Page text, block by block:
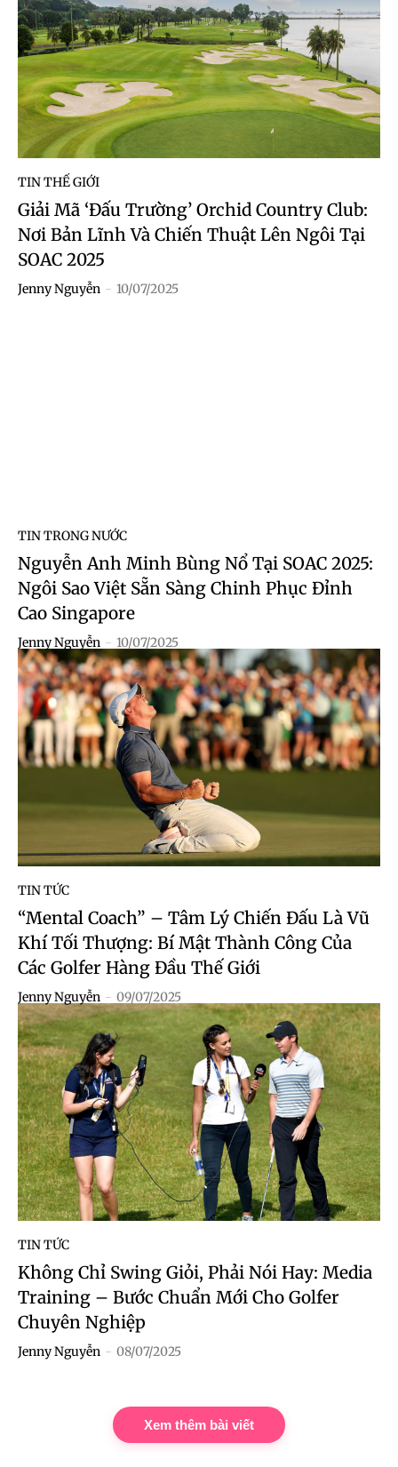
TIN THẾ GIỚI
Giải Mã ‘Đấu Trường’ Orchid Country Club:
Nơi Bản Lĩnh Và Chiến Thuật Lên Ngôi Tại
SOAC 2025
Jenny Nguyễn - 10/07/2025
TIN TRONG NƯỚC
Nguyễn Anh Minh Bùng Nổ Tại SOAC 2025:
Ngôi Sao Việt Sẵn Sàng Chinh Phục Đỉnh
Cao Singapore
Jenny Nguyễn - 10/07/2025
TIN TỨC
“Mental Coach” – Tâm Lý Chiến Đấu Là Vũ
Khí Tối Thượng: Bí Mật Thành Công Của
Các Golfer Hàng Đầu Thế Giới
Jenny Nguyễn - 09/07/2025
TIN TỨC
Không Chỉ Swing Giỏi, Phải Nói Hay: Media
Training – Bước Chuẩn Mới Cho Golfer
Chuyên Nghiệp
Jenny Nguyễn - 08/07/2025
Xem thêm bài viết